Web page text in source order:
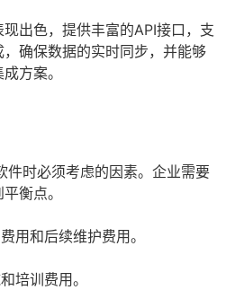
出色，提供丰富的API接口，支
确保数据的实时同步，并能够
方案。
件时必须考虑的因素。企业需要
衡点。
用和后续维护费用。
培训费用。